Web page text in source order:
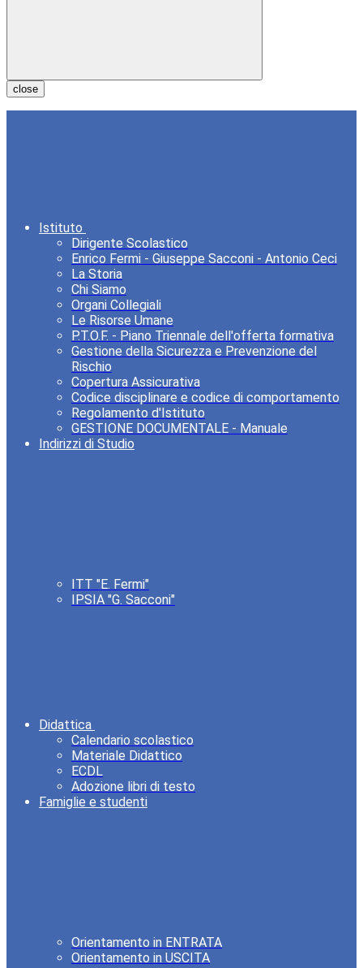
close
Istituto
Dirigente Scolastico
Enrico Fermi - Giuseppe Sacconi - Antonio Ceci
La Storia
Chi Siamo
Organi Collegiali
Le Risorse Umane
P.T.O.F. - Piano Triennale dell'offerta formativa
Gestione della Sicurezza e Prevenzione del
Rischio
Copertura Assicurativa
Codice disciplinare e codice di comportamento
Regolamento d'Istituto
GESTIONE DOCUMENTALE - Manuale
Indirizzi di Studio
ITT "E. Fermi"
IPSIA "G. Sacconi"
Didattica
Calendario scolastico
Materiale Didattico
ECDL
Adozione libri di testo
Famiglie e studenti
Orientamento in ENTRATA
Orientamento in USCITA